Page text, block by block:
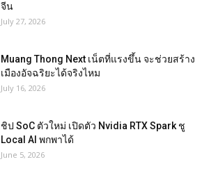
จีน
July 27, 2026
Muang Thong Next เน็ตที่แรงขึ้น จะช่วยสร้าง
เมืองอัจฉริยะได้จริงไหม
July 16, 2026
ชิป SoC ตัวใหม่ เปิดตัว Nvidia RTX Spark ชู
Local AI พกพาได้
June 5, 2026